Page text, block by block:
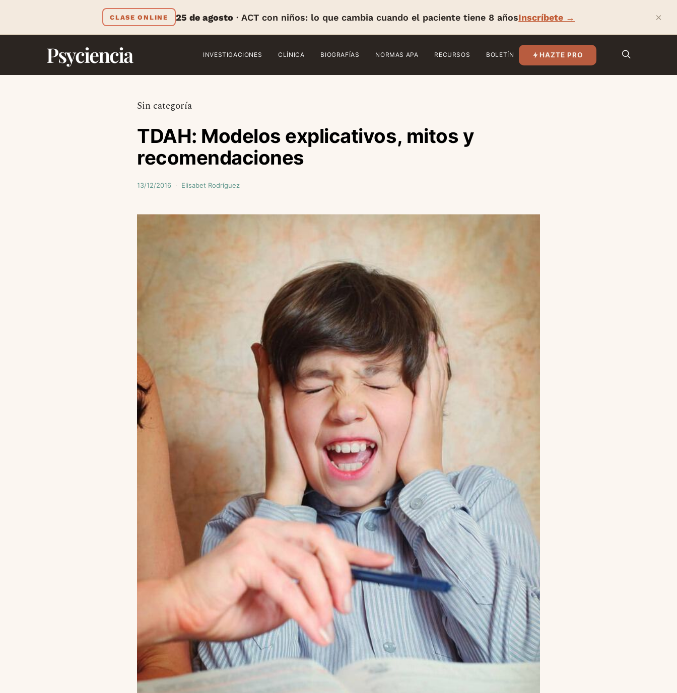
CLASE ONLINE 25 de agosto · ACT con niños: lo que cambia cuando el paciente tiene 8 añosInscríbete → ×
Psyciencia INVESTIGACIONES CLÍNICA BIOGRAFÍAS NORMAS APA RECURSOS BOLETÍN HAZTE PRO
Sin categoría
TDAH: Modelos explicativos, mitos y
recomendaciones
13/12/2016 Elisabet Rodríguez